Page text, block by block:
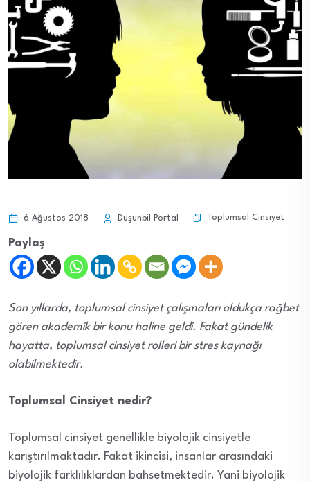
6 Ağustos 2018 Düşünbil Portal Toplumsal Cinsiyet
Paylaş
Son yıllarda, toplumsal cinsiyet çalışmaları oldukça rağbet
gören akademik bir konu haline geldi. Fakat gündelik
hayatta, toplumsal cinsiyet rolleri bir stres kaynağı
olabilmektedir.
Toplumsal Cinsiyet nedir?
Toplumsal cinsiyet genellikle biyolojik cinsiyetle
karıştırılmaktadır. Fakat ikincisi, insanlar arasındaki
biyolojik farklılıklardan bahsetmektedir. Yani biyolojik